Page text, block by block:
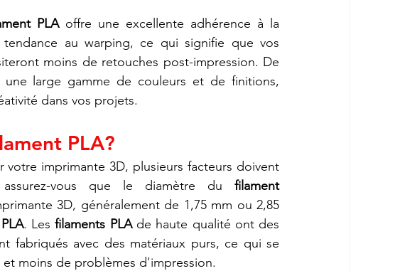
PLA offre une excellente adhérence à la
au warping, ce qui signifie que vos
moins de retouches post-impression. De
large gamme de couleurs et de finitions,
dans vos projets.
PLA?
imprimante 3D, plusieurs facteurs doivent
vous que le diamètre du filament
3D, généralement de 1,75 mm ou 2,85
. Les filaments PLA de haute qualité ont des
fabriqués avec des matériaux purs, ce qui se
moins de problèmes d'impression.